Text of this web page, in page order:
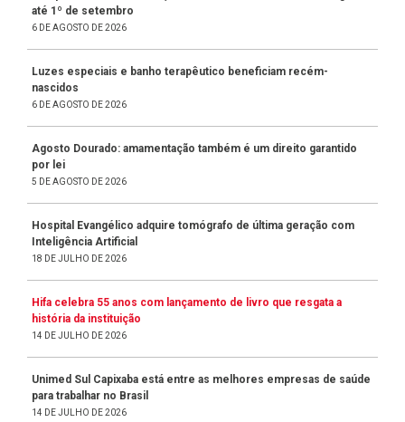
até 1º de setembro
6 DE AGOSTO DE 2026
Luzes especiais e banho terapêutico beneficiam recém-
nascidos
6 DE AGOSTO DE 2026
Agosto Dourado: amamentação também é um direito garantido
por lei
5 DE AGOSTO DE 2026
Hospital Evangélico adquire tomógrafo de última geração com
Inteligência Artificial
18 DE JULHO DE 2026
Hifa celebra 55 anos com lançamento de livro que resgata a
história da instituição
14 DE JULHO DE 2026
Unimed Sul Capixaba está entre as melhores empresas de saúde
para trabalhar no Brasil
14 DE JULHO DE 2026